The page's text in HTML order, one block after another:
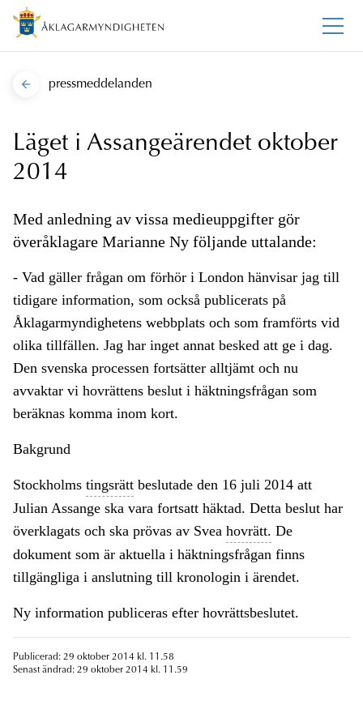
pressmeddelanden
Läget i Assangeärendet oktober
2014
Med anledning av vissa medieuppgifter gör
överåklagare Marianne Ny följande uttalande:
- Vad gäller frågan om förhör i London hänvisar jag till
tidigare information, som också publicerats på
Åklagarmyndighetens webbplats och som framförts vid
olika tillfällen. Jag har inget annat besked att ge i dag.
Den svenska processen fortsätter alltjämt och nu
avvaktar vi hovrättens beslut i häktningsfrågan som
beräknas komma inom kort.
Bakgrund
Stockholms tingsrätt beslutade den 16 juli 2014 att
Julian Assange ska vara fortsatt häktad. Detta beslut har
överklagats och ska prövas av Svea hovrätt. De
dokument som är aktuella i häktningsfrågan finns
tillgängliga i anslutning till kronologin i ärendet.
Ny information publiceras efter hovrättsbeslutet.
Publicerad: 29 oktober 2014 kl. 11.58
Senast ändrad: 29 oktober 2014 kl. 11.59